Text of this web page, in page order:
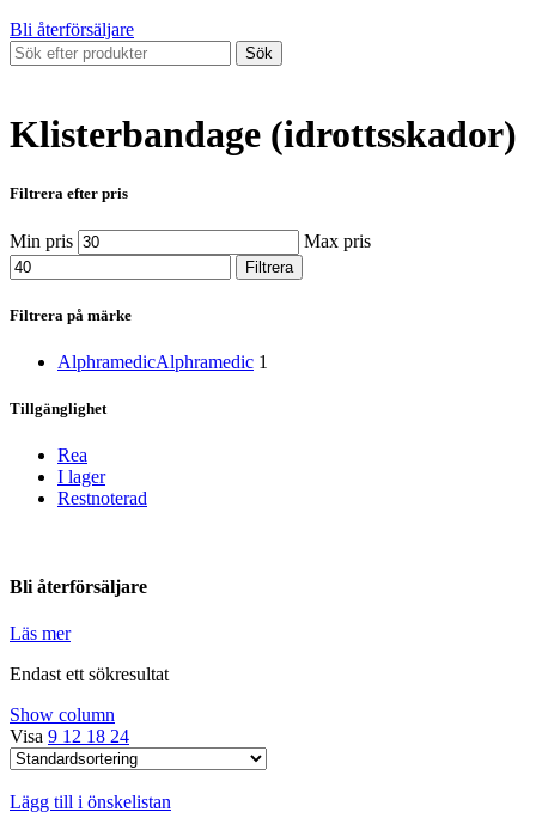
Bli återförsäljare
Sök
Klisterbandage (idrottsskador)
Filtrera efter pris
Min pris Max pris
Filtrera
Filtrera på märke
AlphramedicAlphramedic 1
Tillgänglighet
Rea
I lager
Restnoterad
Bli återförsäljare
Läs mer
Endast ett sökresultat
Show column
Visa 9 12 18 24
Lägg till i önskelistan